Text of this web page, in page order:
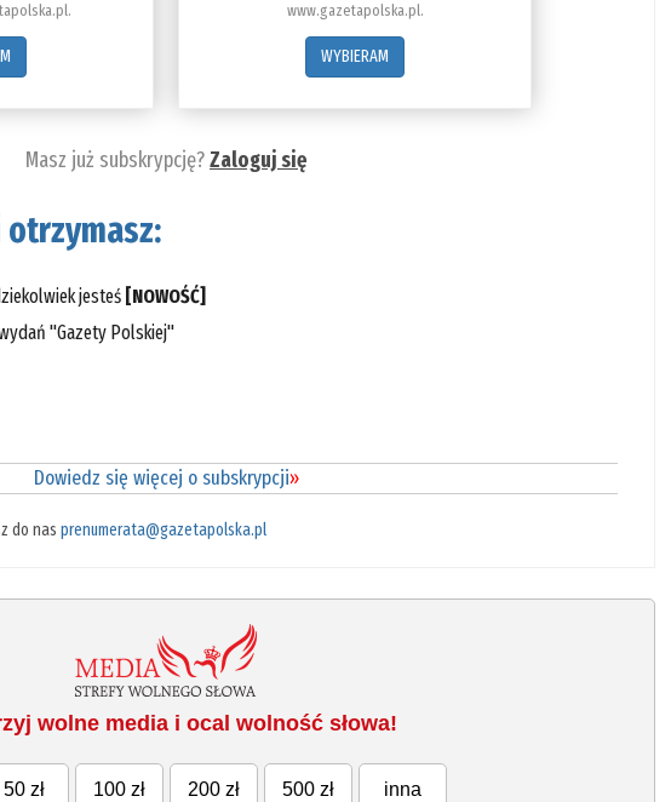
www.gazetapolska.pl.
WYBIERAM
Masz już subskrypcję?Zaloguj się
jesteś [NOWOŚĆ]
"Gazety Polskiej"
Dowiedz się więcej o subskrypcji»
do nasprenumerata@gazetapolska.pl
wolne media i ocal wolność słowa!
50 zł 100 zł 200 zł 500 zł inna